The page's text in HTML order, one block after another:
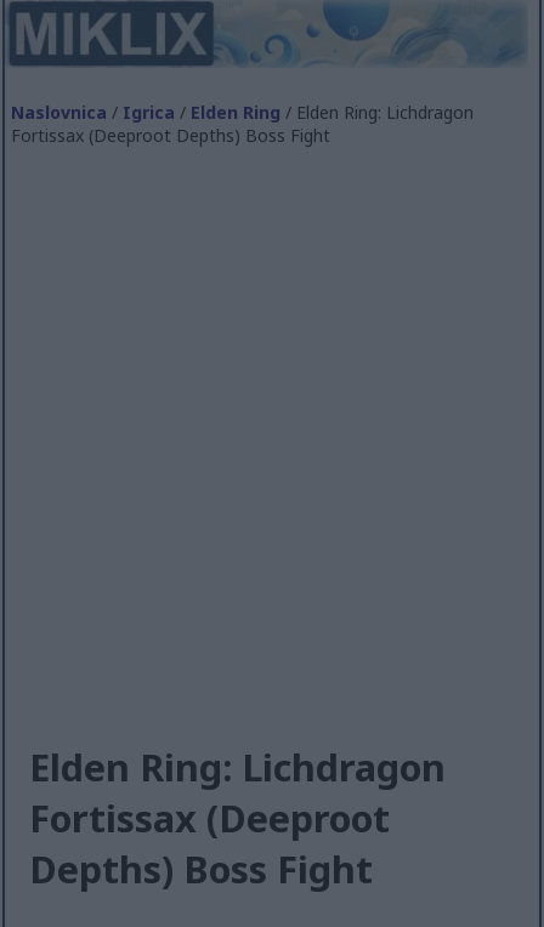
Naslovnica / Igrica / Elden Ring / Elden Ring: Lichdragon
Fortissax (Deeproot Depths) Boss Fight
Elden Ring: Lichdragon
Fortissax (Deeproot
Depths) Boss Fight